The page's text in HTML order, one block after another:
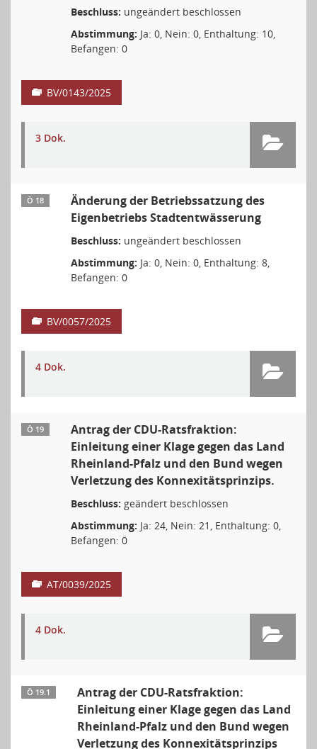
Beschluss: ungeändert beschlossen
Abstimmung: Ja: 0, Nein: 0, Enthaltung: 10,
Befangen: 0
BV/0143/2025
3 Dok.
Ö 18
Änderung der Betriebssatzung des
Eigenbetriebs Stadtentwässerung
Beschluss: ungeändert beschlossen
Abstimmung: Ja: 0, Nein: 0, Enthaltung: 8,
Befangen: 0
BV/0057/2025
4 Dok.
Ö 19
Antrag der CDU-Ratsfraktion:
Einleitung einer Klage gegen das Land
Rheinland-Pfalz und den Bund wegen
Verletzung des Konnexitätsprinzips.
Beschluss: geändert beschlossen
Abstimmung: Ja: 24, Nein: 21, Enthaltung: 0,
Befangen: 0
AT/0039/2025
4 Dok.
Ö 19.1
Antrag der CDU-Ratsfraktion:
Einleitung einer Klage gegen das Land
Rheinland-Pfalz und den Bund wegen
Verletzung des Konnexitätsprinzips